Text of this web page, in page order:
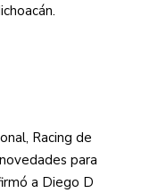
Racing de
para
a Diego D